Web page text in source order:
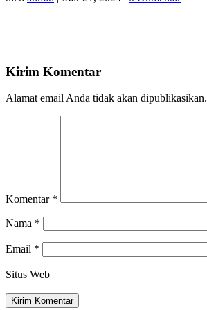
Kirim Komentar
Alamat email Anda tidak akan dipublikasikan.
Komentar *
Nama *
Email *
Situs Web